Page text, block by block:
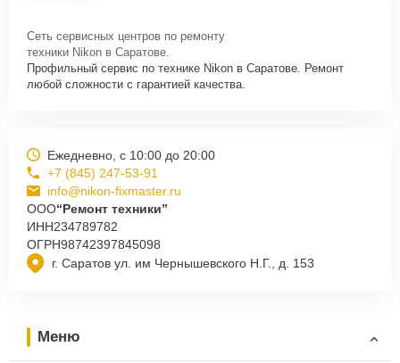
Сеть сервисных центров по ремонту
техники Nikon в Саратове.
Профильный сервис по технике Nikon в Саратове. Ремонт
любой сложности с гарантией качества.
г. Саратов ул. им Чернышевского Н.Г., д. 153
Ежедневно, с 10:00 до 20:00
+7 (845) 247-53-91
info@nikon-fixmaster.ru
ООО“Ремонт техники”
ИНН234789782
ОГРН98742397845098
Меню